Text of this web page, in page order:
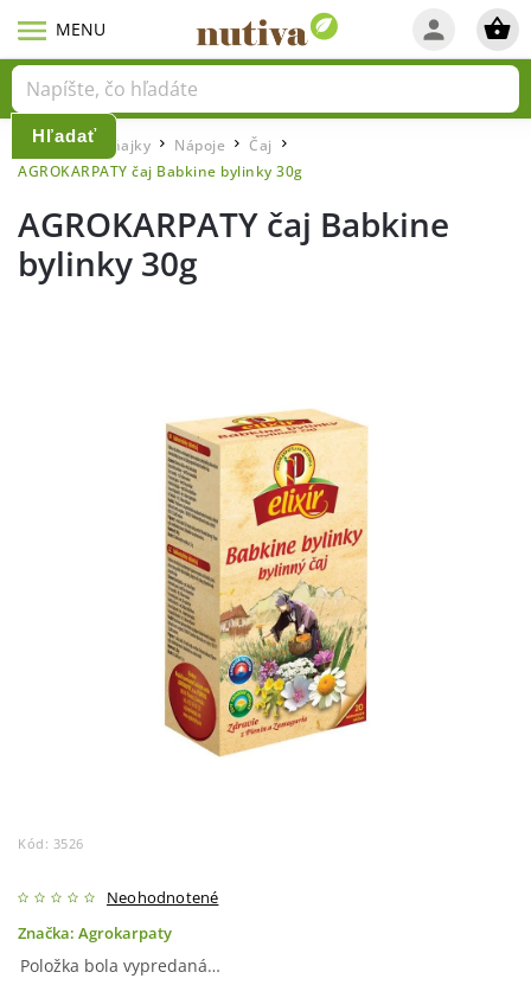
Hľadať
Domov / Raňajky / Nápoje / Čaj
AGROKARPATY čaj Babkine bylinky 30g
AGROKARPATY čaj Babkine
bylinky 30g
Kód: 3526
Neohodnotené
Značka: Agrokarpaty
Položka bola vypredaná…